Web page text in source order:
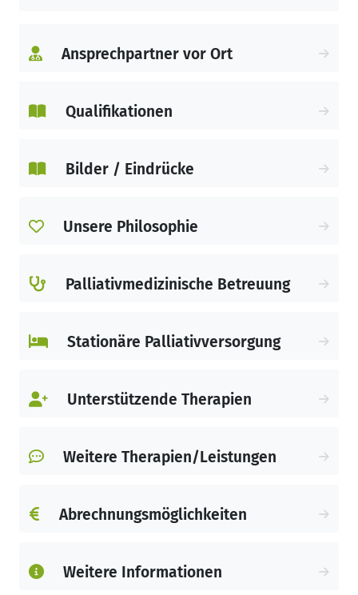
aufhalten können. Durch Einrichtungen
werden und Patientinnen und Patienten
Unsere Zimmer sind auf Ihre
Sie auf Wunsch auch Angehörige zu uns
Pflegekräften, Physiotherapeuten und
Ansprechpartner vor Ort
Qualifikationen
Bilder / Eindrücke
Unsere Philosophie
Palliativmedizinische Betreuung
Stationäre Palliativversorgung
Unterstützende Therapien
Weitere Therapien/Leistungen
Abrechnungsmöglichkeiten
Weitere Informationen